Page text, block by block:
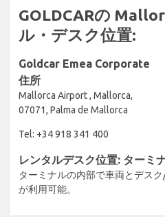
GOLDCARの
ル・デスク位置:
Goldcar Emea Corporate
住所
Mallorca Airport , Mallorca,
07071, Palma de Mallorca
Tel: +34 918 341 400
レンタルデスク位置: ターミ
ターミナルの内部で車両とデス
が利用可能。